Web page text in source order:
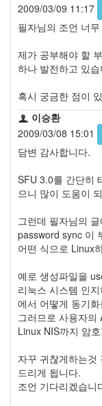
2009/03/09 11:17
필자님의 조언 너
제가 공부해야 할
하나 발전하고 있
혹시 궁금한 점이
이승환
2009/03/08 15:01
담변 감사합니다.
SFU 3.0를 간단히
으니 많이 도움이
그런데 필자님의
password sync 이
어떤 식으로 Linux
예로 생성파일을
리눅스 시스템 인
에서 어떻게 동기
그러므로 사용자의
Linux NIS까지 암
자꾸 귀찮게하는것
드리게 됩니다.
조언 기다리겠습니